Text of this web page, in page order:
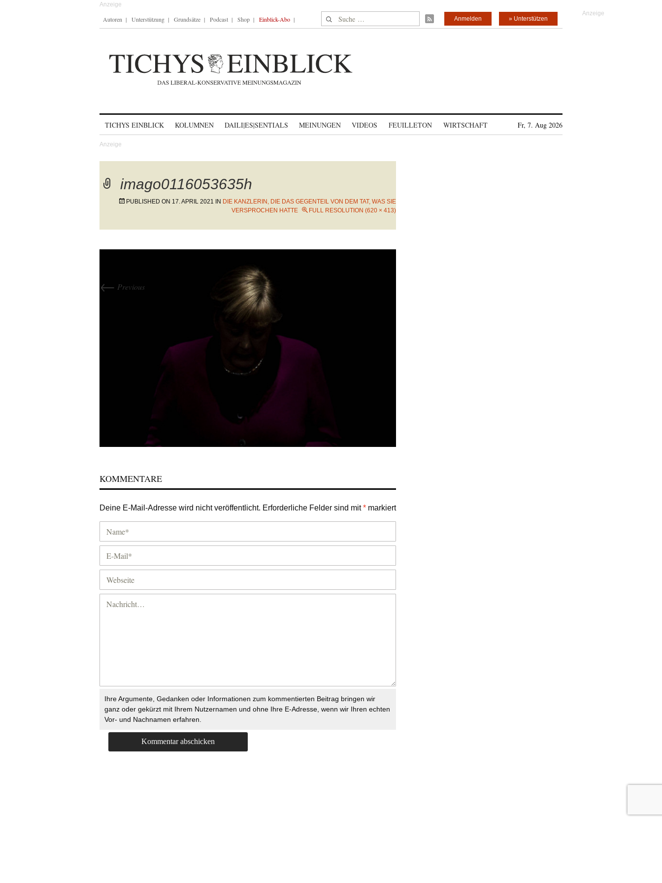
Autoren Unterstützung Grundsätze Podcast Shop Einblick-Abo Suche nach: » Unterstützen
Anmelden
TICHYS EINBLICK KOLUMNEN DAILI|ES|SENTIALS MEINUNGEN VIDEOS FEUILLETON WIRTSCHAFT Fr, 7. Aug 2026
imago0116053635h
PUBLISHED ON 17. APRIL 2021 IN DIE KANZLERIN, DIE DAS GEGENTEIL VON DEM TAT, WAS SIE
VERSPROCHEN HATTE
FULL RESOLUTION (620 × 413)
← Previous
KOMMENTARE
Deine E-Mail-Adresse wird nicht veröffentlicht. Erforderliche Felder sind mit* markiert
Ihre Argumente, Gedanken oder Informationen zum kommentierten Beitrag bringen wir
ganz oder gekürzt mit Ihrem Nutzernamen und ohne Ihre E-Adresse, wenn wir Ihren echten
Vor- und Nachnamen erfahren.